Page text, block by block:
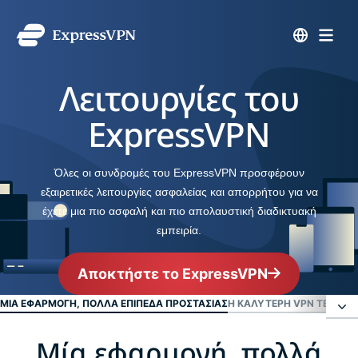
Λειτουργίες του
ExpressVPN
Όλες οι συνδρομές του ExpressVPN προσφέρουν
εξαιρετικές λειτουργίες ασφαλείας και απορρήτου για να
έχετε μια πιο ασφαλή και πιο απολαυστική διαδικτυακή
εμπειρία.
Αποκτήστε το ExpressVPN
ΜΊΑ ΕΦΑΡΜΟΓΉ, ΠΟΛΛΆ ΕΠΊΠΕΔΑ ΠΡΟΣΤΑΣΊΑΣΗ ΚΑΛΎΤΕΡΗ VPN
Μία εφαρμογή, πολλά επίπεδα προστασίας